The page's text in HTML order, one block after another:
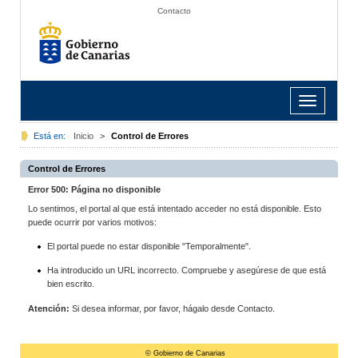
Contacto
Toggle
navigation
Está en: Inicio > Control de Errores
Control de Errores
Error 500: Página no disponible
Lo sentimos, el portal al que está intentado acceder no está disponible. Esto
puede ocurrir por varios motivos:
El portal puede no estar disponible "Temporalmente".
Ha introducido un URL incorrecto. Compruebe y asegúrese de que está
bien escrito.
Atención: Si desea informar, por favor, hágalo desde Contacto.
© Gobierno de Canarias